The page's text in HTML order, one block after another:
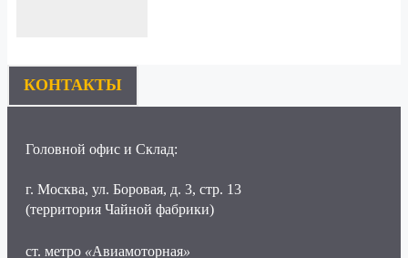
КОНТАКТЫ
Головной офис и Склад:
г. Москва, ул. Боровая, д. 3, стр. 13
(территория Чайной фабрики)
ст. метро «Авиамоторная»